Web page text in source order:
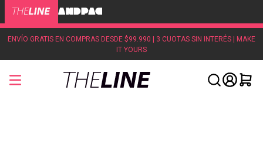
ENVÍO GRATIS EN COMPRAS DESDE $99.990 | 3 CUOTAS SIN INTERÉS | MAKE
IT YOURS